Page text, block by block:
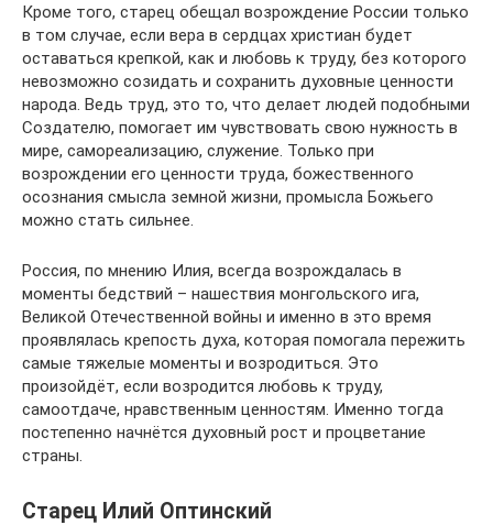
Кроме того, старец обещал возрождение России только
в том случае, если вера в сердцах христиан будет
оставаться крепкой, как и любовь к труду, без которого
невозможно созидать и сохранить духовные ценности
народа. Ведь труд, это то, что делает людей подобными
Создателю, помогает им чувствовать свою нужность в
мире, самореализацию, служение. Только при
возрождении его ценности труда, божественного
осознания смысла земной жизни, промысла Божьего
можно стать сильнее.
Россия, по мнению Илия, всегда возрождалась в
моменты бедствий – нашествия монгольского ига,
Великой Отечественной войны и именно в это время
проявлялась крепость духа, которая помогала пережить
самые тяжелые моменты и возродиться. Это
произойдёт, если возродится любовь к труду,
самоотдаче, нравственным ценностям. Именно тогда
постепенно начнётся духовный рост и процветание
страны.
Старец Илий Оптинский